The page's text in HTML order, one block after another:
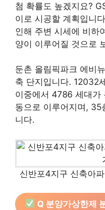
첨 확률도 높겠지요?
이로 시공할 계획입니
인해 주변 시세에 비하
양이 이루어질 것으로
둔촌 올림픽파크 에비
축 단지입니다. 12032
이중에서 4786 세대가
동으로 이루어지며, 35
니다.
신반포4지구 신축아
Q 분양가상한제